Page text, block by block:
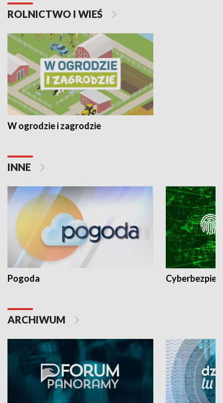
ROLNICTWO I WIEŚ
W ogrodzie i zagrodzie
INNE
Pogoda
ARCHIWUM